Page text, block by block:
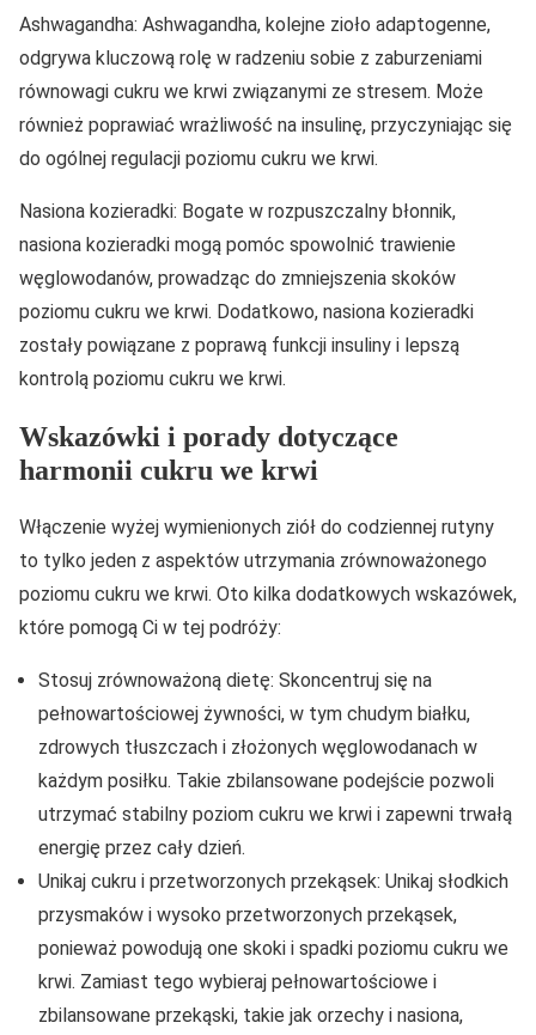
Ashwagandha: Ashwagandha, kolejne zioło adaptogenne,
odgrywa kluczową rolę w radzeniu sobie z zaburzeniami
równowagi cukru we krwi związanymi ze stresem. Może
również poprawiać wrażliwość na insulinę, przyczyniając się
do ogólnej regulacji poziomu cukru we krwi.
Nasiona kozieradki: Bogate w rozpuszczalny błonnik,
nasiona kozieradki mogą pomóc spowolnić trawienie
węglowodanów, prowadząc do zmniejszenia skoków
poziomu cukru we krwi. Dodatkowo, nasiona kozieradki
zostały powiązane z poprawą funkcji insuliny i lepszą
kontrolą poziomu cukru we krwi.
Wskazówki i porady dotyczące
harmonii cukru we krwi
Włączenie wyżej wymienionych ziół do codziennej rutyny
to tylko jeden z aspektów utrzymania zrównoważonego
poziomu cukru we krwi. Oto kilka dodatkowych wskazówek,
które pomogą Ci w tej podróży:
Stosuj zrównoważoną dietę: Skoncentruj się na
pełnowartościowej żywności, w tym chudym białku,
zdrowych tłuszczach i złożonych węglowodanach w
każdym posiłku. Takie zbilansowane podejście pozwoli
utrzymać stabilny poziom cukru we krwi i zapewni trwałą
energię przez cały dzień.
Unikaj cukru i przetworzonych przekąsek: Unikaj słodkich
przysmaków i wysoko przetworzonych przekąsek,
ponieważ powodują one skoki i spadki poziomu cukru we
krwi. Zamiast tego wybieraj pełnowartościowe i
zbilansowane przekąski, takie jak orzechy i nasiona,